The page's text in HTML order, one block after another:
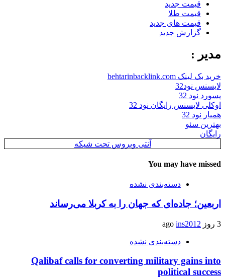
قیمت جدید
قیمت طلا
قیمت های جدید
گزارش جدید
مدیر :
خرید بک لینک behtarinbacklink.com
لایسنس نود32
پسورد نود 32
اوکلی لایسنس رایگان نود 32
همیار نود 32
بهترین سئو
رایگان
آنتی ویروس تحت شبکه
You may have missed
دسته‌بندی نشده
اربعین؛ جاده‌ای که جهان را به کربلا می‌رساند
3 روز ago ins2012
دسته‌بندی نشده
Qalibaf calls for converting military gains into
political success